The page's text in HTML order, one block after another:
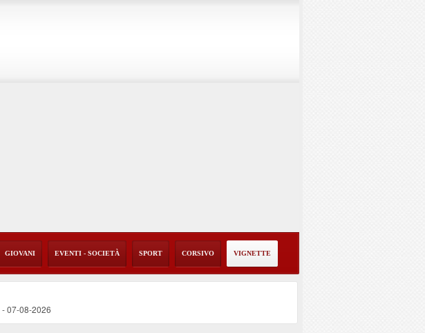
GIOVANI EVENTI - SOCIETÀ SPORT CORSIVO VIGNETTE
-07-08-2026